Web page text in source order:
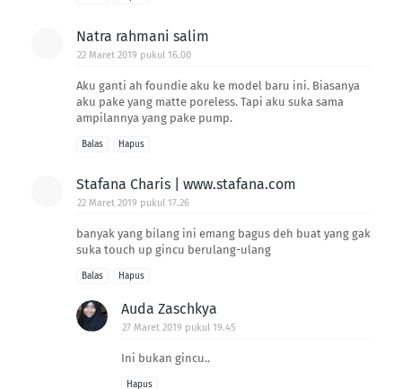
Natra rahmani salim
22 Maret 2019 pukul 16.00
Aku ganti ah foundie aku ke model baru ini. Biasanya
aku pake yang matte poreless. Tapi aku suka sama
ampilannya yang pake pump.
Balas Hapus
Stafana Charis | www.stafana.com
22 Maret 2019 pukul 17.26
banyak yang bilang ini emang bagus deh buat yang gak
suka touch up gincu berulang-ulang
Balas Hapus
Auda Zaschkya
27 Maret 2019 pukul 19.45
Ini bukan gincu..
Hapus